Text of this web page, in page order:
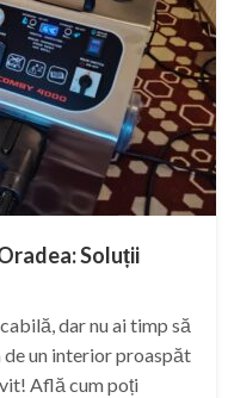
Soluții
dar nu ai timp să
de un interior proaspăt
Află cum poți